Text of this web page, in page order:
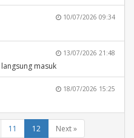
10/07/2026 09:34
13/07/2026 21:48
masuk
18/07/2026 15:25
11 12 Next »